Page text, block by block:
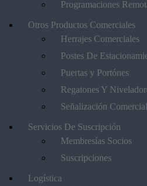
Programaciones
Otros Productos Comerciales
Herrajes Comerciales
Postes De
Puertas y Portónes
Regatones Y
Señalización Comercial
Servicios De Suscripción
Membresías Socios
Suscripciones
Logística